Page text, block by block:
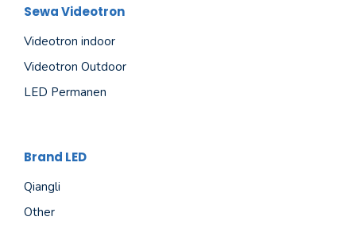
Sewa Videotron
Videotron indoor
Videotron Outdoor
LED Permanen
Brand LED
Qiangli
Other